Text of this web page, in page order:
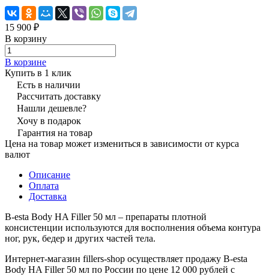
15 900 ₽
В корзину
В корзине
Купить в 1 клик
Есть в наличии
Рассчитать доставку
Нашли дешевле?
Хочу в подарок
Гарантия на товар
Цена на товар может измениться в зависимости от курса
валют
Описание
Оплата
Доставка
B-esta Body HA Filler 50 мл – препараты плотной
консистенции используются для восполнения объема контура
ног, рук, бедер и других частей тела.
Интернет-магазин fillers-shop осуществляет продажу B-esta
Body HA Filler 50 мл по России по цене 12 000 рублей с